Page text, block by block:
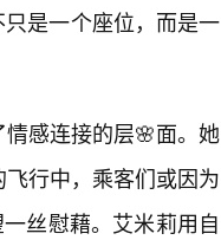
是一个座位，而是一
感连接的层🌸面。她
飞行中，乘客们或因为
丝慰藉。艾米莉用自